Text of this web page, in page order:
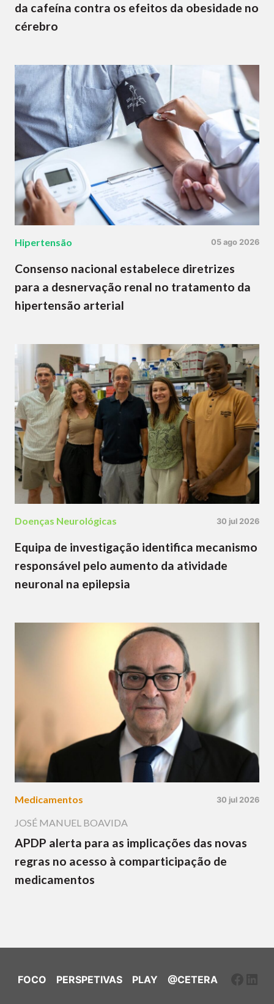
da cafeína contra os efeitos da obesidade no
cérebro
Hipertensão 05 ago 2026
Consenso nacional estabelece diretrizes
para a desnervação renal no tratamento da
hipertensão arterial
Doenças Neurológicas 30 jul 2026
Equipa de investigação identifica mecanismo
responsável pelo aumento da atividade
neuronal na epilepsia
Medicamentos 30 jul 2026
JOSÉ MANUEL BOAVIDA
APDP alerta para as implicações das novas
regras no acesso à comparticipação de
medicamentos
FOCO PERSPETIVAS PLAY @CETERA